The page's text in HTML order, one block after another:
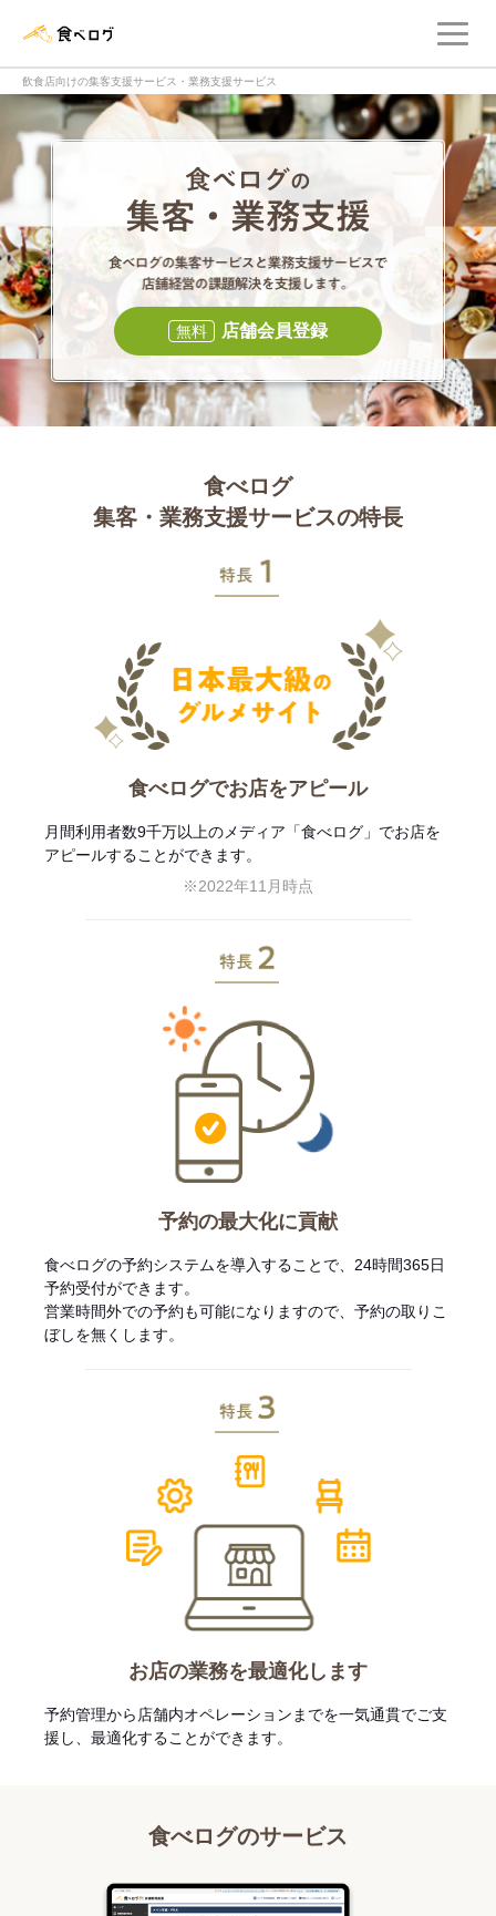
飲食店向けの集客支援サービス・業務支援サービス
食べログの集客
食べログの集
無料 店舗会員登録
食べログ
集客・業務支援サービスの特長
食べログでお店をアピール
月間利用者数9千万以上のメディア「食べログ」でお店を
アピールすることができます。
※2022年11月時点
予約の最大化に貢献
食べログの予約システムを導入することで、24時間365日
予約受付ができます。
営業時間外での予約も可能になりますので、予約の取りこ
ぼしを無くします。
お店の業務を最適化します
予約管理から店舗内オペレーションまでを一気通貫でご支
援し、最適化することができます。
食べログのサービス